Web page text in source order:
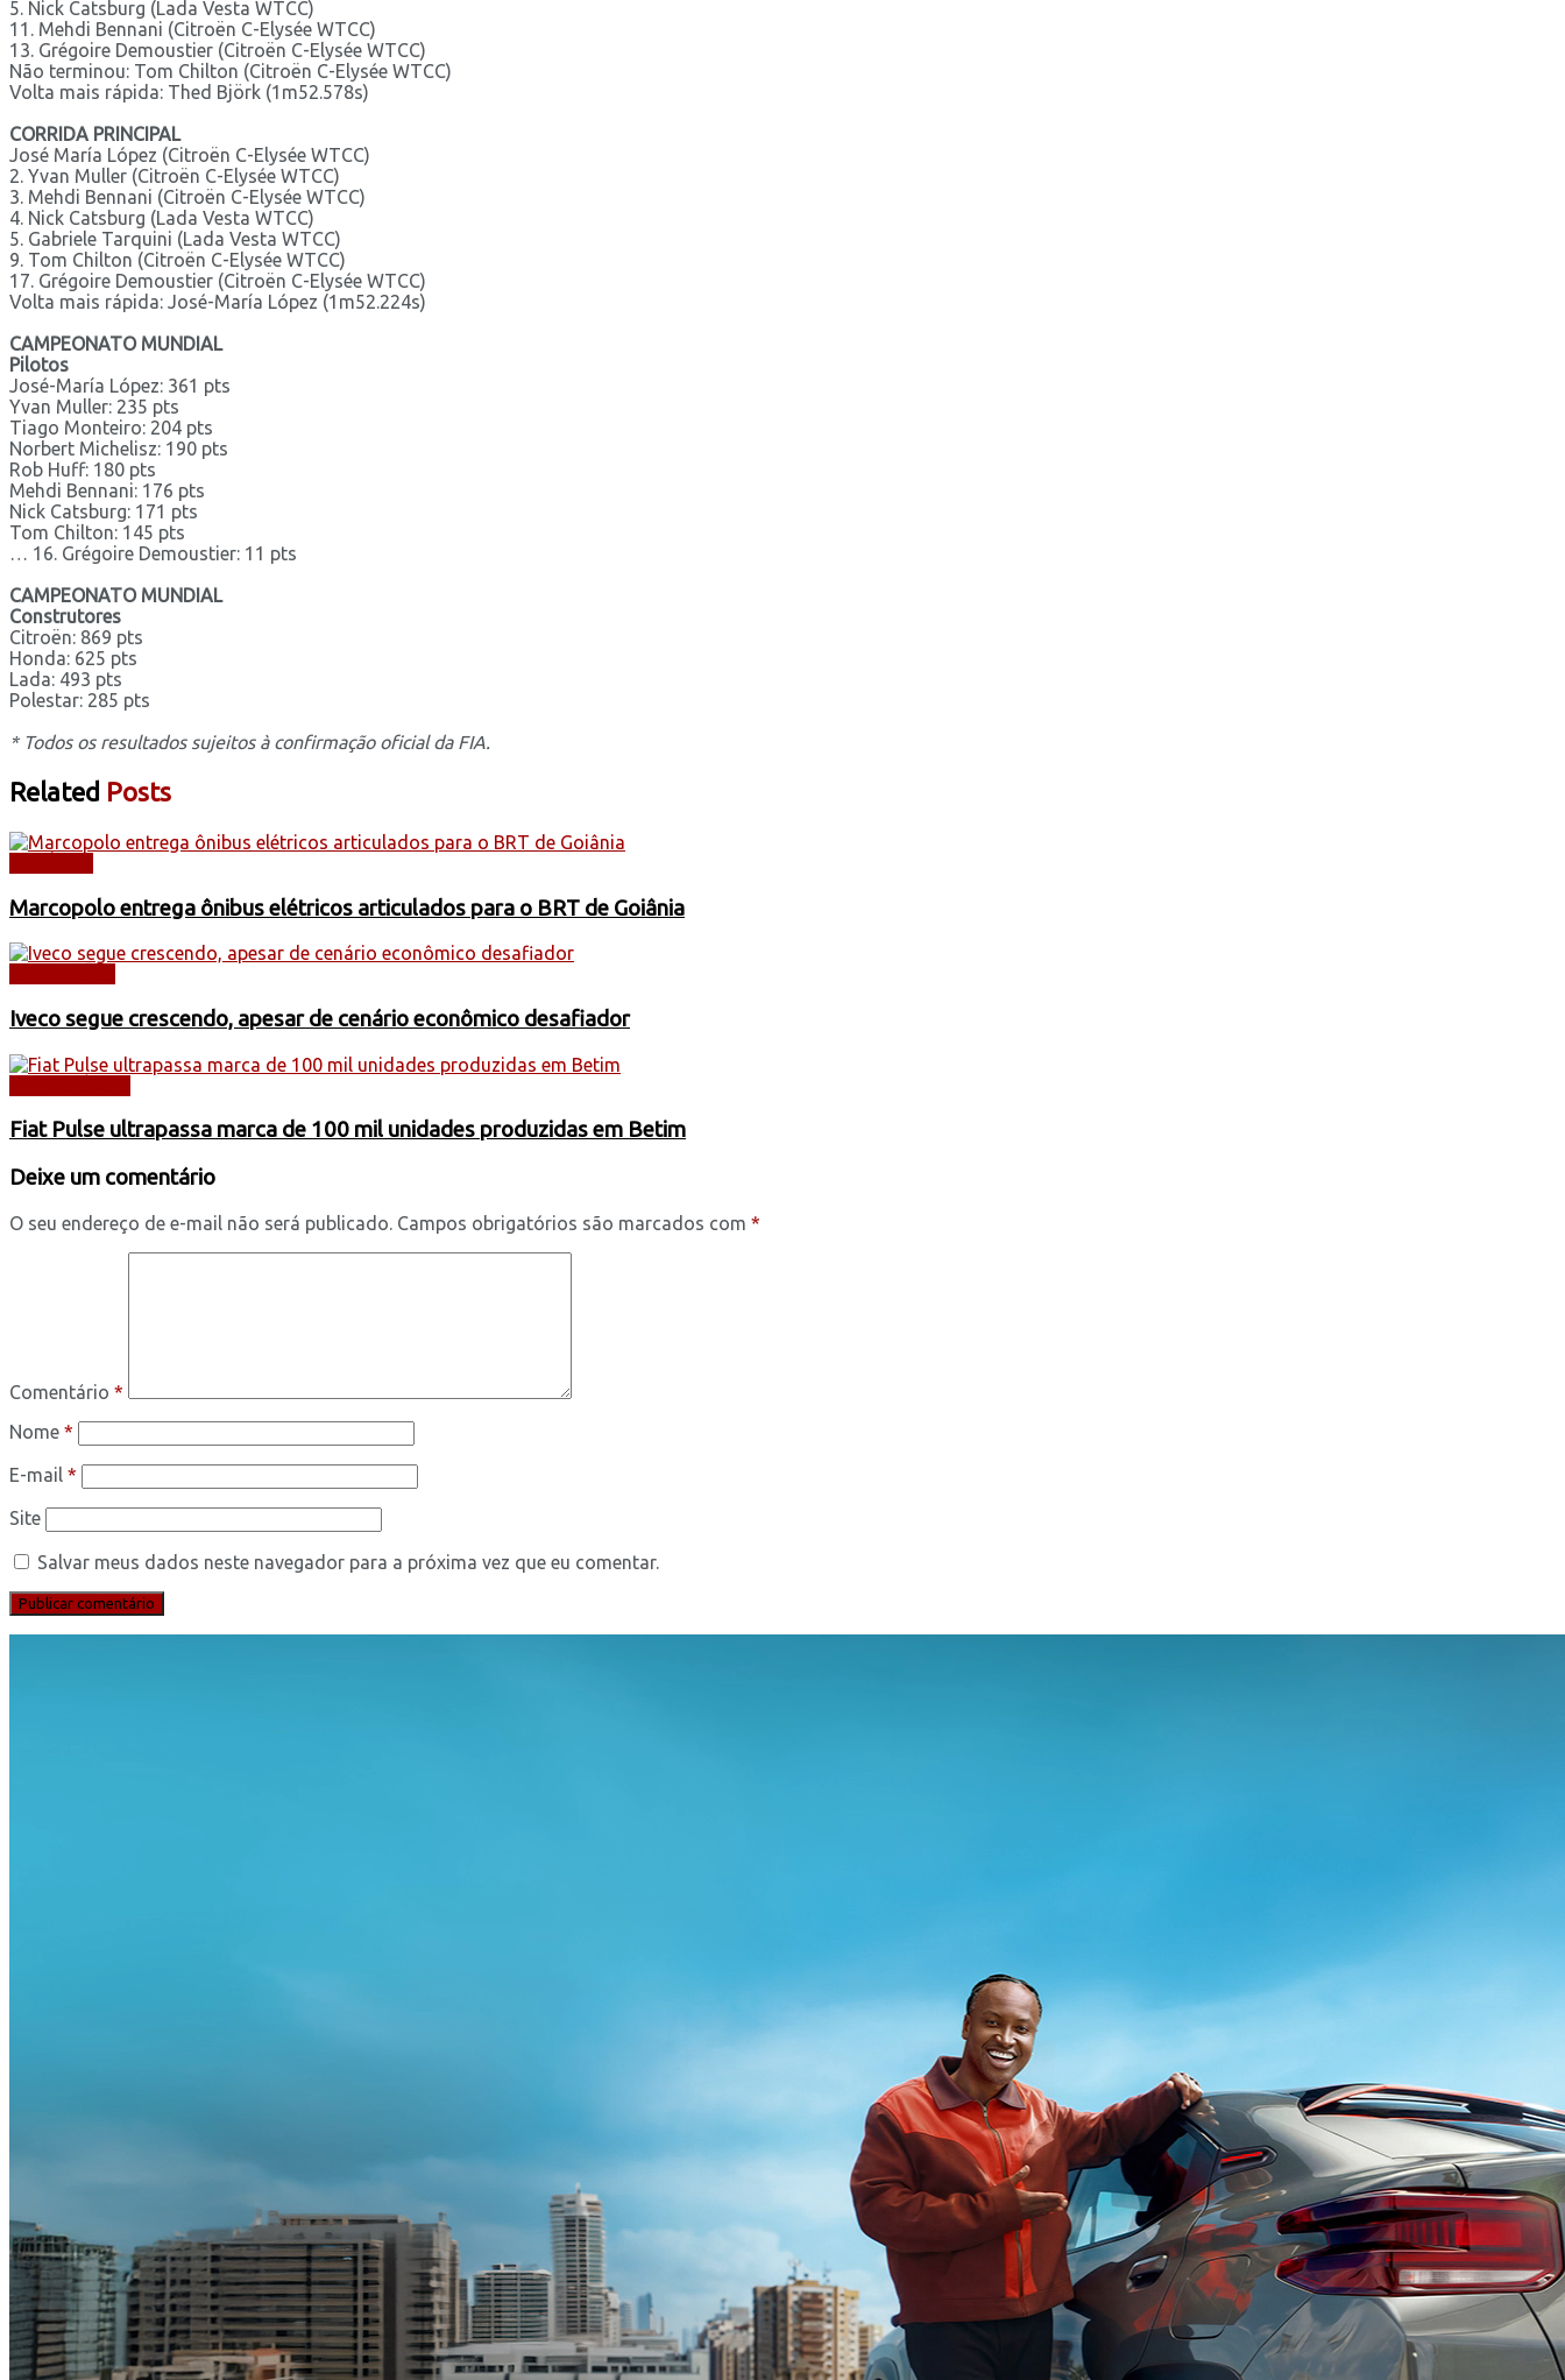
5. Nick Catsburg (Lada Vesta WTCC)
11. Mehdi Bennani (Citroën C-Elysée WTCC)
13. Grégoire Demoustier (Citroën C-Elysée WTCC)
Não terminou: Tom Chilton (Citroën C-Elysée WTCC)
Volta mais rápida: Thed Björk (1m52.578s)
CORRIDA PRINCIPAL
José María López (Citroën C-Elysée WTCC)
2. Yvan Muller (Citroën C-Elysée WTCC)
3. Mehdi Bennani (Citroën C-Elysée WTCC)
4. Nick Catsburg (Lada Vesta WTCC)
5. Gabriele Tarquini (Lada Vesta WTCC)
9. Tom Chilton (Citroën C-Elysée WTCC)
17. Grégoire Demoustier (Citroën C-Elysée WTCC)
Volta mais rápida: José-María López (1m52.224s)
CAMPEONATO MUNDIAL
Pilotos
José-María López: 361 pts
Yvan Muller: 235 pts
Tiago Monteiro: 204 pts
Norbert Michelisz: 190 pts
Rob Huff: 180 pts
Mehdi Bennani: 176 pts
Nick Catsburg: 171 pts
Tom Chilton: 145 pts
… 16. Grégoire Demoustier: 11 pts
CAMPEONATO MUNDIAL
Construtores
Citroën: 869 pts
Honda: 625 pts
Lada: 493 pts
Polestar: 285 pts
* Todos os resultados sujeitos à confirmação oficial da FIA.
Related Posts
Marcopolo entrega ônibus elétricos articulados para o BRT de Goiânia
Iveco segue crescendo, apesar de cenário econômico desafiador
Fiat Pulse ultrapassa marca de 100 mil unidades produzidas em Betim
Deixe um comentário
O seu endereço de e-mail não será publicado. Campos obrigatórios são marcados com *
Comentário *
Nome *
E-mail *
Site
Salvar meus dados neste navegador para a próxima vez que eu comentar.